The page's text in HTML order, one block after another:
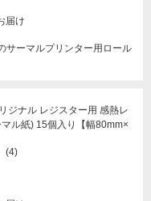
届け
サーマルプリンター用ロール
ジナル レジスター用 感熱レ
ル紙) 15個入り【幅80mm×
(4)